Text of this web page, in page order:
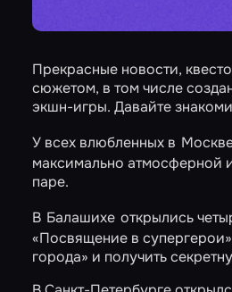
Прекрасные новости,
сюжетом, в том числе
экшн-игры. Давайте
У всех влюбленных в
максимально атмосферной
паре.
В Балашихе открылись
«Посвящение в супергерои»
города» и получить